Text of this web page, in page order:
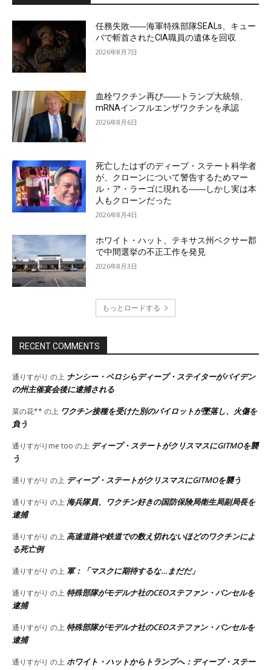
任務失敗――海軍特殊部隊SEALs、キュー
バで斬首されたCIA職員の遺体を回収
2026年8月7日
血栓ワクチン再び――トランプ大統領、
mRNAインフルエンザワクチンを承認
2026年8月6日
死亡したはずのディープ・ステート科学者
が、クローンについて警告するためマー
ル・ア・ラーゴに現れる――しかし実は本
人もクローンだった
2026年8月4日
ホワイト・ハット、テキサス州ベクサー郡
で中間選挙の不正工作を発見
2026年8月3日
もっとロードする
RECENT COMMENTS
通りすがり の上 ナンシー・ペロシらディープ・ステイターがバイデン
の州主催宴会後に逮捕される
菜の花** の上 ワクチン接種を受けた別のパイロットが墜落し、火傷を
負う
通りすがりme too の上 ディープ・ステートがクリスマスにGITMOを襲
う
通りすがり の上 ディープ・ステートがクリスマスにGITMOを襲う
通りすがり の上 海兵隊員、ワクチン好きの国防保険局衛生局副局長を
逮捕
通りすがり の上 高速道路や鉄道での数え切れないほどのワクチンによ
る死亡例
通りすがり の上 軍：「マスクに期待するな…まだだ」
通りすがり の上 特殊部隊がモデルナ社のCEOステファン・バンセルを
逮捕
通りすがり の上 特殊部隊がモデルナ社のCEOステファン・バンセルを
逮捕
通りすがり の上 ホワイト・ハットからトランプへ：ディープ・ステー